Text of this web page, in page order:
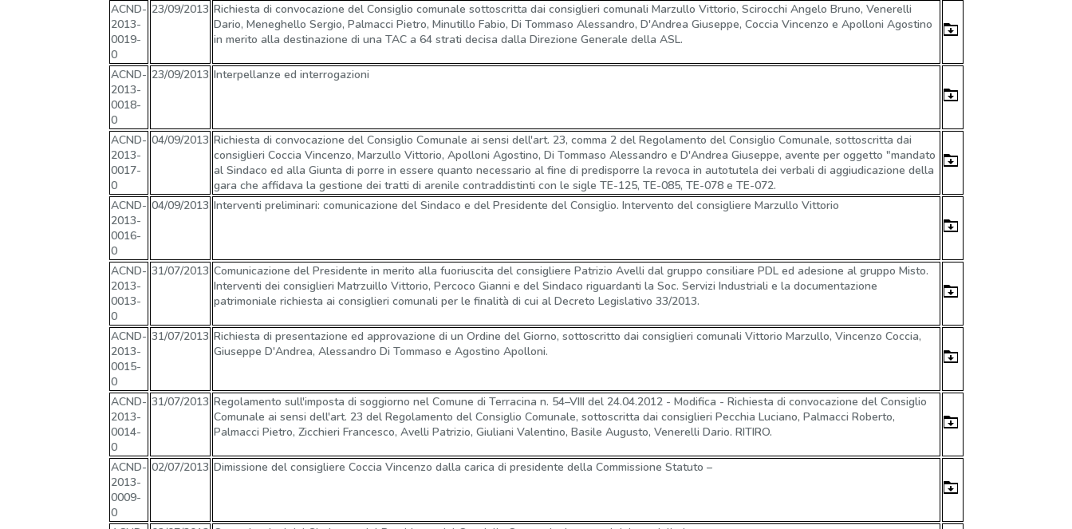
ACND-
2013-
0019-
0
23/09/2013 Richiesta di convocazione del Consiglio comunale sottoscritta dai consiglieri comunali Marzullo Vittorio, Scirocchi Angelo Bruno, Venerelli
Dario, Meneghello Sergio, Palmacci Pietro, Minutillo Fabio, Di Tommaso Alessandro, D'Andrea Giuseppe, Coccia Vincenzo e Apolloni Agostino
in merito alla destinazione di una TAC a 64 strati decisa dalla Direzione Generale della ASL.
ACND-
2013-
0018-
0
23/09/2013 Interpellanze ed interrogazioni
ACND-
2013-
0017-
0
04/09/2013 Richiesta di convocazione del Consiglio Comunale ai sensi dell'art. 23, comma 2 del Regolamento del Consiglio Comunale, sottoscritta dai
consiglieri Coccia Vincenzo, Marzullo Vittorio, Apolloni Agostino, Di Tommaso Alessandro e D'Andrea Giuseppe, avente per oggetto ″mandato
al Sindaco ed alla Giunta di porre in essere quanto necessario al fine di predisporre la revoca in autotutela dei verbali di aggiudicazione della
gara che affidava la gestione dei tratti di arenile contraddistinti con le sigle TE-125, TE-085, TE-078 e TE-072.
ACND-
2013-
0016-
0
04/09/2013 Interventi preliminari: comunicazione del Sindaco e del Presidente del Consiglio. Intervento del consigliere Marzullo Vittorio
ACND-
2013-
0013-
0
31/07/2013 Comunicazione del Presidente in merito alla fuoriuscita del consigliere Patrizio Avelli dal gruppo consiliare PDL ed adesione al gruppo Misto.
Interventi dei consiglieri Matrzuillo Vittorio, Percoco Gianni e del Sindaco riguardanti la Soc. Servizi Industriali e la documentazione
patrimoniale richiesta ai consiglieri comunali per le finalità di cui al Decreto Legislativo 33/2013.
ACND-
2013-
0015-
0
31/07/2013 Richiesta di presentazione ed approvazione di un Ordine del Giorno, sottoscritto dai consiglieri comunali Vittorio Marzullo, Vincenzo Coccia,
Giuseppe D'Andrea, Alessandro Di Tommaso e Agostino Apolloni.
ACND-
2013-
0014-
0
31/07/2013 Regolamento sull'imposta di soggiorno nel Comune di Terracina n. 54–VIII del 24.04.2012 - Modifica - Richiesta di convocazione del Consiglio
Comunale ai sensi dell'art. 23 del Regolamento del Consiglio Comunale, sottoscritta dai consiglieri Pecchia Luciano, Palmacci Roberto,
Palmacci Pietro, Zicchieri Francesco, Avelli Patrizio, Giuliani Valentino, Basile Augusto, Venerelli Dario. RITIRO.
ACND-
2013-
0009-
0
02/07/2013 Dimissione del consigliere Coccia Vincenzo dalla carica di presidente della Commissione Statuto –